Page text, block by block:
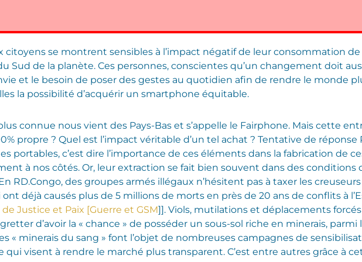
citoyens se montrent sensibles à l’impact négatif de leur consommation
Sud de la planète. Ces personnes, conscientes qu’un changement doit
et le besoin de poser des gestes au quotidien afin de rendre le monde
la possibilité d’acquérir un smartphone équitable.
connue nous vient des Pays-Bas et s’appelle le Fairphone. Mais cette
propre ? Quel est l’impact véritable d’un tel achat ? Tentative de
portables, c’est dire l’importance de ces éléments dans la fabrication de
à nos côtés. Or, leur extraction se fait bien souvent dans des conditions
RD.Congo, des groupes armés illégaux n’hésitent pas à taxer les
déjà causés plus de 5 millions de morts en près de 20 ans de conflits à
de Justice et Paix [Guerre et GSM]]. Viols, mutilations et déplacements
d’avoir la « chance » de posséder un sous-sol riche en minerais, parmi
« minerais du sang » font l’objet de nombreuses campagnes de
qui visent à rendre le marché plus transparent. C’est entre autres grâce à